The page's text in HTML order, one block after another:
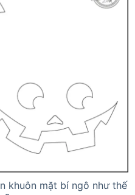
khuôn mặt bí ngô như thế